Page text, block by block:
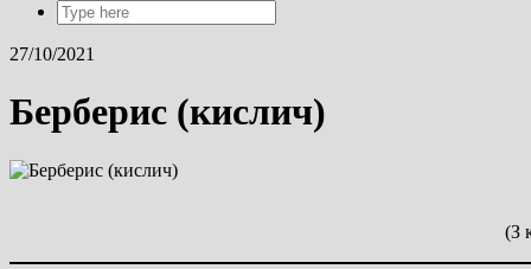
27/10/2021
Берберис (кислич)
(З